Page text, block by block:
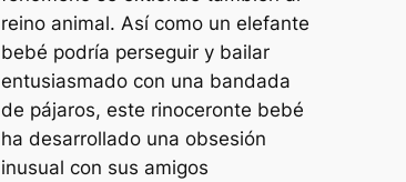
reino animal. Así como un elefante
bebé podría perseguir y bailar
entusiasmado con una bandada
de pájaros, este rinoceronte bebé
ha desarrollado una obsesión
inusual con sus amigos